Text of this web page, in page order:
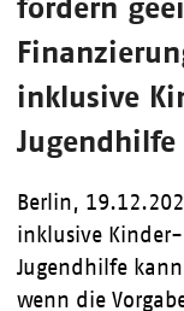
inklusive
Jugendhilfe
Berlin,
inklusive
Jugendhilfe
wenn die